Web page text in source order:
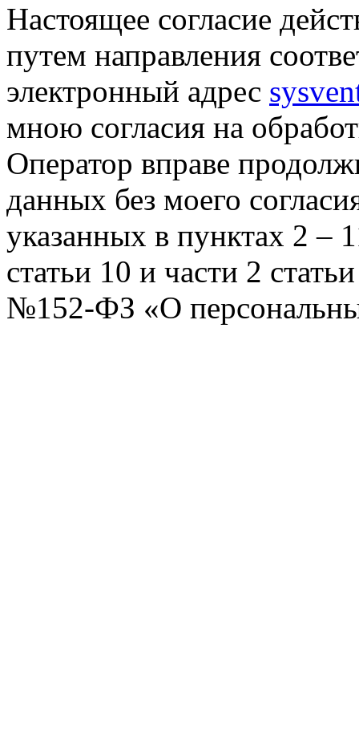
Настоящее согласие
путем направления
электронный адрес
мною согласия на
Оператор вправе
данных без моего
указанных в пунктах 2 –
статьи 10 и части 2
№152-ФЗ «О